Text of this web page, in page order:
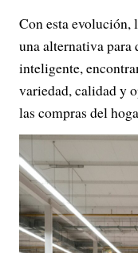
Con esta evolución,
una alternativa para
inteligente,
variedad, calidad y
las compras del